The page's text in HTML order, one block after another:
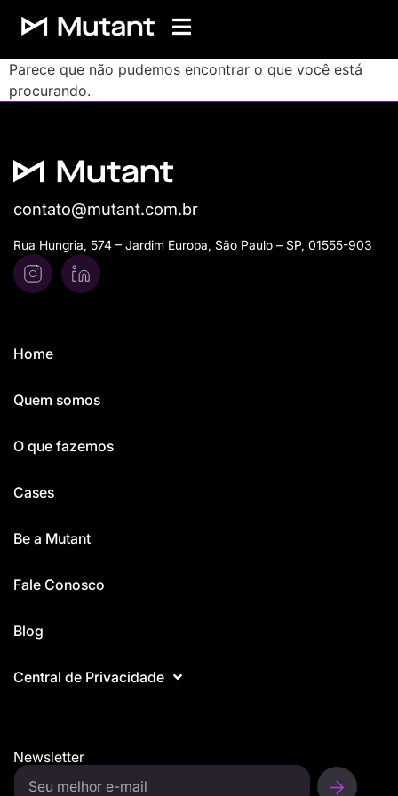
Parece que não pudemos encontrar o que você está
procurando.
contato@mutant.com.br
Rua Hungria, 574 – Jardim Europa, São Paulo – SP, 01555-903
Home
Quem somos
O que fazemos
Cases
Be a Mutant
Fale Conosco
Blog
Central de Privacidade
Newsletter